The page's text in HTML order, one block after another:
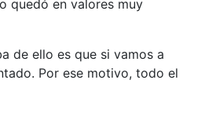
quedó en valores muy
de ello es que si vamos a
Por ese motivo, todo el